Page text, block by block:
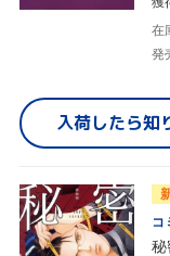
在
発
入荷したら知
コ
秘